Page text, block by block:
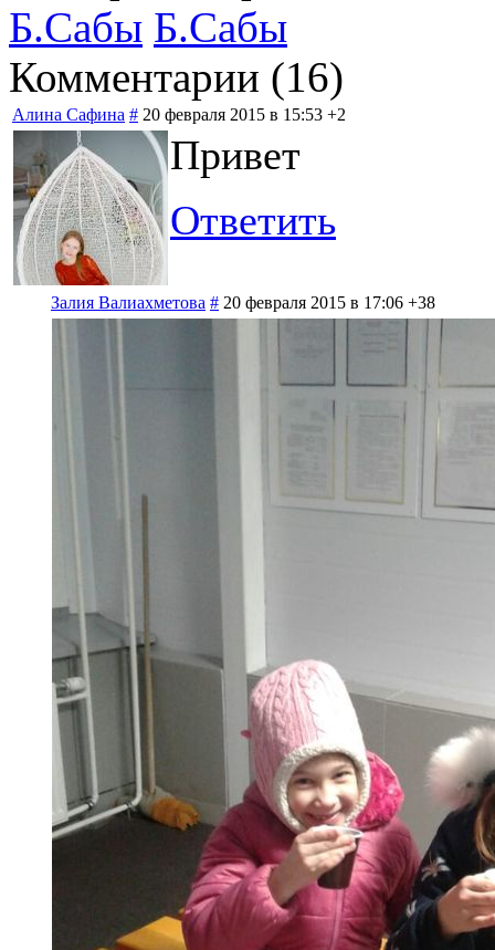
Б.Сабы Б.Сабы
Комментарии (16)
Алина Сафина # 20 февраля 2015 в 15:53 +2
Привет
Ответить
Залия Валиахметова # 20 февраля 2015 в 17:06 +38